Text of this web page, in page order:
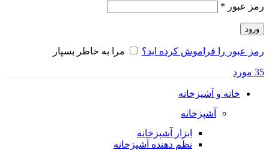
رمز عبور *
ورود
رمز عبور را فراموش کرده اید؟ مرا به خاطر بسپار
35 مورد
خانه و آشپزخانه
آشپزخانه
ابزار آشپزخانه
نظم دهنده آشپزخانه